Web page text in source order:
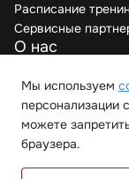
Расписание
Сервисные
О нас
Вакансии
Контакты
© 2026 “Мелиус
Мы используем
персонализации
можете
браузера.